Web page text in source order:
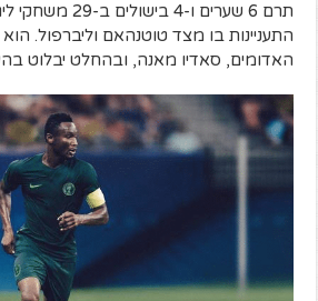
תרם 6 שערים ו-4
התעניינות בו מצד טוטנהאם וליברפול.
האדומים, סאדיו מאנה, ובהחלט יבלוט